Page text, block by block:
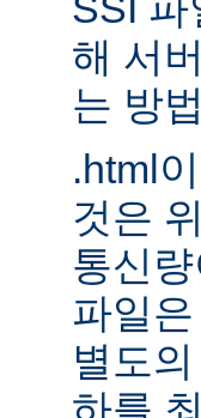
해 서
는 방
.html
것은
통신
파일
별도